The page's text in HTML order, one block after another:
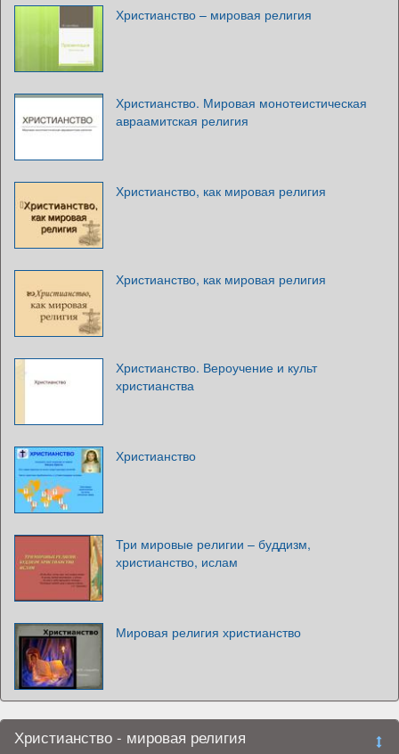
Христианство – мировая религия
Христианство. Мировая монотеистическая
авраамитская религия
Христианство, как мировая религия
Христианство, как мировая религия
Христианство. Вероучение и культ
христианства
Христианство
Три мировые религии – буддизм,
христианство, ислам
Мировая религия христианство
Христианство - мировая религия